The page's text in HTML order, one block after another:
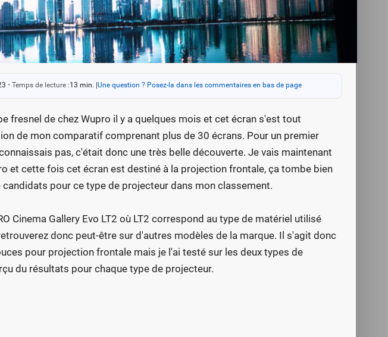
• Temps de lecture :13 min. Une question ? Posez-la dans les commentaires en bas de page
fresnel de chez Wupro il y a quelques mois et cet écran s'est tout
de mon comparatif comprenant plus de 30 écrans. Pour un premier
pas, c'était donc une très belle découverte. Je vais maintenant
et cette fois cet écran est destiné à la projection frontale, ça tombe bien
candidats pour ce type de projecteur dans mon classement.
Cinema Gallery Evo LT2 où LT2 correspond au type de matériel utilisé
donc peut-être sur d'autres modèles de la marque. Il s'agit donc
pour projection frontale mais je l'ai testé sur les deux types de
du résultats pour chaque type de projecteur.